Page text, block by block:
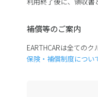
補償等のご案内
EARTHCARは全ての
保険・補償制度につい